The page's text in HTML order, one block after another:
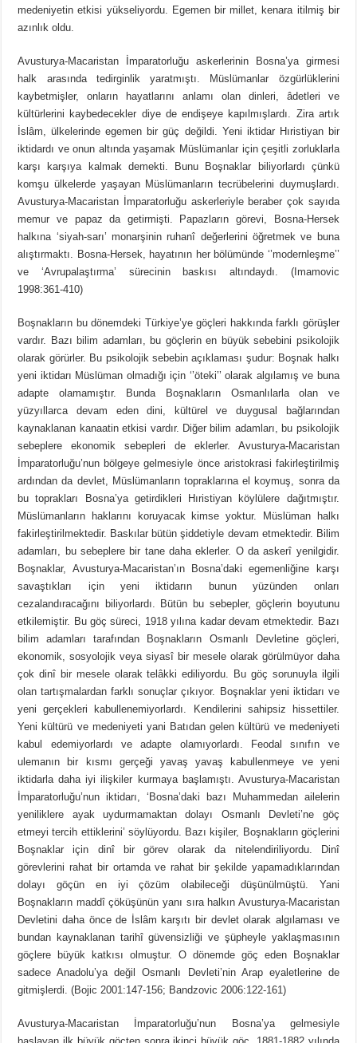
medeniyetin etkisi yükseliyordu. Egemen bir millet, kenara itilmiş bir
azınlık oldu.
Avusturya-Macaristan İmparatorluğu askerlerinin Bosna’ya girmesi
halk arasında tedirginlik yaratmıştı. Müslümanlar özgürlüklerini
kaybetmişler, onların hayatlarını anlamı olan dinleri, âdetleri ve
kültürlerini kaybedecekler diye de endişeye kapılmışlardı. Zira artık
İslâm, ülkelerinde egemen bir güç değildi. Yeni iktidar Hıristiyan bir
iktidardı ve onun altında yaşamak Müslümanlar için çeşitli zorluklarla
karşı karşıya kalmak demekti. Bunu Boşnaklar biliyorlardı çünkü
komşu ülkelerde yaşayan Müslümanların tecrübelerini duymuşlardı.
Avusturya-Macaristan İmparatorluğu askerleriyle beraber çok sayıda
memur ve papaz da getirmişti. Papazların görevi, Bosna-Hersek
halkına ‘siyah-sarı’ monarşinin ruhanî değerlerini öğretmek ve buna
alıştırmaktı. Bosna-Hersek, hayatının her bölümünde ‘’modernleşme’’
ve ‘Avrupalaştırma’ sürecinin baskısı altındaydı. (Imamovic
1998:361-410)
Boşnakların bu dönemdeki Türkiye’ye göçleri hakkında farklı görüşler
vardır. Bazı bilim adamları, bu göçlerin en büyük sebebini psikolojik
olarak görürler. Bu psikolojik sebebin açıklaması şudur: Boşnak halkı
yeni iktidarı Müslüman olmadığı için ‘’öteki’’ olarak algılamış ve buna
adapte olamamıştır. Bunda Boşnakların Osmanlılarla olan ve
yüzyıllarca devam eden dini, kültürel ve duygusal bağlarından
kaynaklanan kanaatin etkisi vardır. Diğer bilim adamları, bu psikolojik
sebeplere ekonomik sebepleri de eklerler. Avusturya-Macaristan
İmparatorluğu’nun bölgeye gelmesiyle önce aristokrasi fakirleştirilmiş
ardından da devlet, Müslümanların topraklarına el koymuş, sonra da
bu toprakları Bosna’ya getirdikleri Hıristiyan köylülere dağıtmıştır.
Müslümanların haklarını koruyacak kimse yoktur. Müslüman halkı
fakirleştirilmektedir. Baskılar bütün şiddetiyle devam etmektedir. Bilim
adamları, bu sebeplere bir tane daha eklerler. O da askerî yenilgidir.
Boşnaklar, Avusturya-Macaristan’ın Bosna’daki egemenliğine karşı
savaştıkları için yeni iktidarın bunun yüzünden onları
cezalandıracağını biliyorlardı. Bütün bu sebepler, göçlerin boyutunu
etkilemiştir. Bu göç süreci, 1918 yılına kadar devam etmektedir. Bazı
bilim adamları tarafından Boşnakların Osmanlı Devletine göçleri,
ekonomik, sosyolojik veya siyasî bir mesele olarak görülmüyor daha
çok dinî bir mesele olarak telâkki ediliyordu. Bu göç sorunuyla ilgili
olan tartışmalardan farklı sonuçlar çıkıyor. Boşnaklar yeni iktidarı ve
yeni gerçekleri kabullenemiyorlardı. Kendilerini sahipsiz hissettiler.
Yeni kültürü ve medeniyeti yani Batıdan gelen kültürü ve medeniyeti
kabul edemiyorlardı ve adapte olamıyorlardı. Feodal sınıfın ve
ulemanın bir kısmı gerçeği yavaş yavaş kabullenmeye ve yeni
iktidarla daha iyi ilişkiler kurmaya başlamıştı. Avusturya-Macaristan
İmparatorluğu’nun iktidarı, ‘Bosna’daki bazı Muhammedan ailelerin
yeniliklere ayak uydurmamaktan dolayı Osmanlı Devleti’ne göç
etmeyi tercih ettiklerini’ söylüyordu. Bazı kişiler, Boşnakların göçlerini
Boşnaklar için dinî bir görev olarak da nitelendiriliyordu. Dinî
görevlerini rahat bir ortamda ve rahat bir şekilde yapamadıklarından
dolayı göçün en iyi çözüm olabileceği düşünülmüştü. Yani
Boşnakların maddî çöküşünün yanı sıra halkın Avusturya-Macaristan
Devletini daha önce de İslâm karşıtı bir devlet olarak algılaması ve
bundan kaynaklanan tarihî güvensizliği ve şüpheyle yaklaşmasının
göçlere büyük katkısı olmuştur. O dönemde göç eden Boşnaklar
sadece Anadolu’ya değil Osmanlı Devleti’nin Arap eyaletlerine de
gitmişlerdi. (Bojic 2001:147-156; Bandzovic 2006:122-161)
Avusturya-Macaristan İmparatorluğu’nun Bosna’ya gelmesiyle